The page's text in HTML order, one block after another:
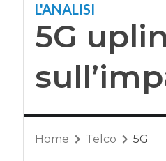
L'ANALISI
5G
Home Telco 5G